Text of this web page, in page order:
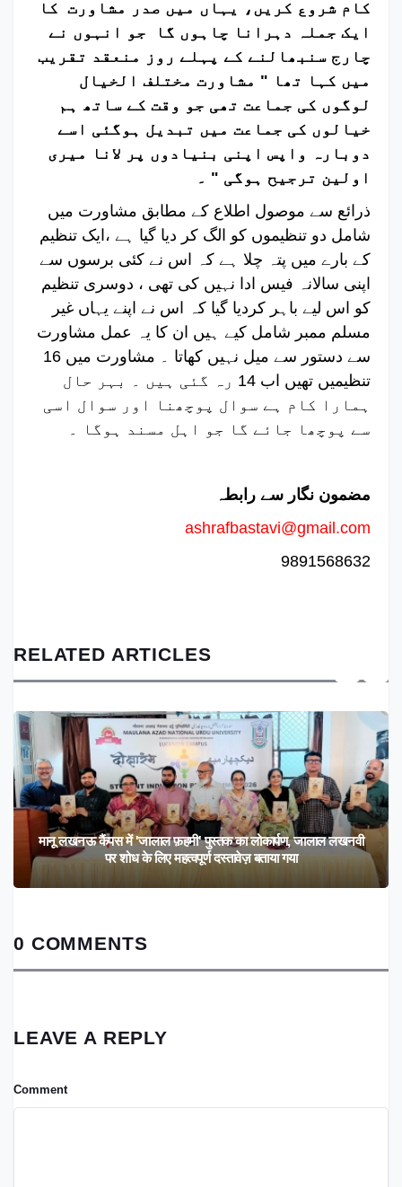
کام شروع کریں، یہاں میں صدر مشاورت کا
ایک جملہ دہرانا چاہوں گا جو انہوں نے
چارج سنبھالنے کے پہلے روز منعقد تقریب
میں کہا تھا " مشاورت مختلف الخیال
لوگوں کی جماعت تھی جو وقت کے ساتھ ہم
خیالوں کی جماعت میں تبدیل ہوگئی اسے
دوبارہ واپس اپنی بنیادوں پر لانا میری
اولین ترجیح ہوگی " ۔
شامل دو تنظیموں کو الگ کر دیا گیا ہے ،ایک تنظیم
کے بارے میں پتہ چلا ہے کہ اس نے کئی برسوں سے
اپنی سالانہ فیس ادا نہیں کی تھی ، دوسری تنظیم
کو اس لیے باہر کردیا گیا کہ اس نے اپنے یہاں غیر
مسلم ممبر شامل کیے ہیں ان کا یہ عمل مشاورت
سے دستور سے میل نہیں کھاتا ۔ مشاورت میں 16
تنظیمیں تھیں اب 14 رہ گئی ہیں ۔ بہر حال
ہمارا کام ہے سوال پوچھنا اور سوال اسی
سے پوچھا جائے گا جو اہل مسند ہوگا ۔
مضمون نگار سے رابطہ
ashrafbastavi@gmail.com
9891568632
RELATED ARTICLES
मानू लखनऊ कैंपस में 'जालाल फ़हमी' पुस्तक का लोकार्पण, जालाल लखनवी
पर शोध के लिए महत्वपूर्ण दस्तावेज़ बताया गया
0 COMMENTS
LEAVE A REPLY
Comment